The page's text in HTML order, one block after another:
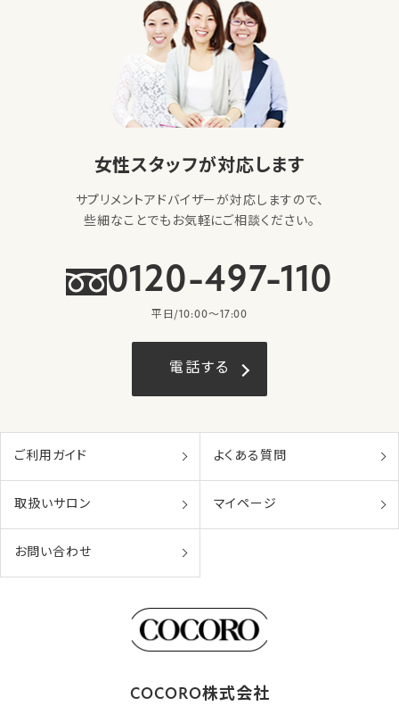
女性スタッフが対応します
サプリメントアドバイザーが対応しますので、
些細なことでもお気軽にご相談ください。
0120-497-110
平日/10:00〜17:00
電話する
ご利用ガイド よくある質問
取扱いサロン マイページ
お問い合わせ
COCORO株式会社